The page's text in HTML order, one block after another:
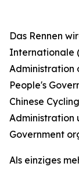
Das Rennen
Internationale
Administration
People's
Chinese
Administration
Government
Als einziges